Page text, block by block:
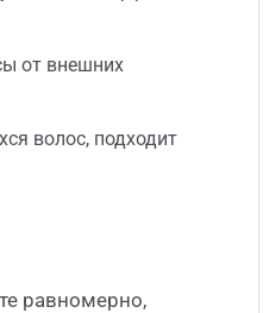
от внешних
волос, подходит
равномерно,